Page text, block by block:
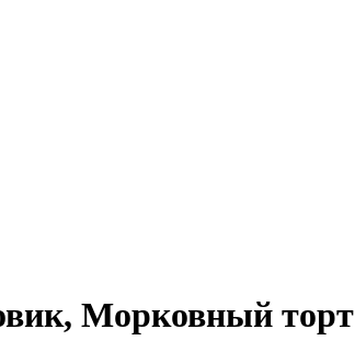
Морковный торт